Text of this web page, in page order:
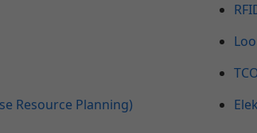
Resource Planning)